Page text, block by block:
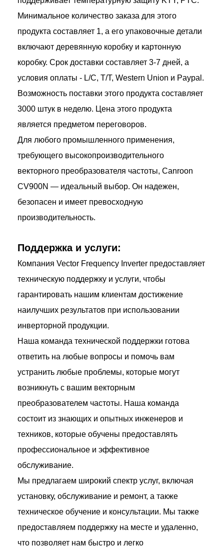
Минимальное количество заказа для этого
продукта составляет 1, а его упаковочные детали
включают деревянную коробку и картонную
коробку. Срок доставки составляет 3-7 дней, а
условия оплаты - L/C, T/T, Western Union и Paypal.
Возможность поставки этого продукта составляет
3000 штук в неделю. Цена этого продукта
является предметом переговоров.
Для любого промышленного применения,
требующего высокопроизводительного
векторного преобразователя частоты, Canroon
CV900N — идеальный выбор. Он надежен,
безопасен и имеет превосходную
производительность.
Поддержка и услуги:
Компания Vector Frequency Inverter предоставляет
техническую поддержку и услуги, чтобы
гарантировать нашим клиентам достижение
наилучших результатов при использовании
инверторной продукции.
Наша команда технической поддержки готова
ответить на любые вопросы и помочь вам
устранить любые проблемы, которые могут
возникнуть с вашим векторным
преобразователем частоты. Наша команда
состоит из знающих и опытных инженеров и
техников, которые обучены предоставлять
профессиональное и эффективное
обслуживание.
Мы предлагаем широкий спектр услуг, включая
установку, обслуживание и ремонт, а также
техническое обучение и консультации. Мы также
предоставляем поддержку на месте и удаленно,
что позволяет нам быстро и легко